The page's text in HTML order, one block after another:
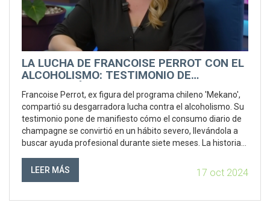
LA LUCHA DE FRANCOISE PERROT CON EL
ALCOHOLISMO: TESTIMONIO DE
Francoise Perrot, ex figura del programa chileno 'Mekano',
compartió su desgarradora lucha contra el alcoholismo. Su
testimonio pone de manifiesto cómo el consumo diario de
champagne se convirtió en un hábito severo, llevándola a
buscar ayuda profesional durante siete meses. La historia
abuso de sustancias con valentía y decisión.
LEER MÁS 17 oct 2024